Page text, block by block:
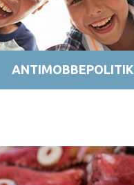
ANTIMOBBEPOLITIK